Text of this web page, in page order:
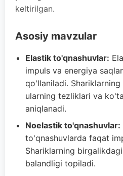
keltirilgan.
Asosiy mavzular
Elastik to'qnashuvlar:
impuls va energiya
qo'llaniladi.
ularning tezliklari va
aniqlanadi.
Noelastik to'qnashuvlar:
to'qnashuvlarda faqat
Shariklarning
balandligi topiladi.